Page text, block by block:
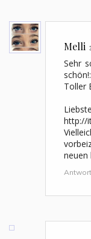
Melli
Sehr
Toller
http://
neuen